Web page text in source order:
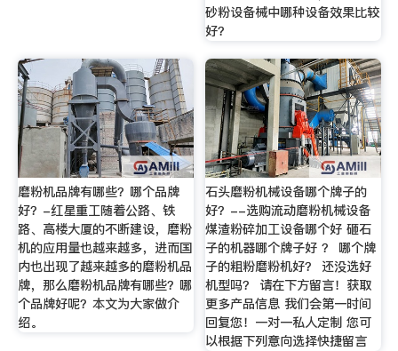
砂粉设备械中哪种设备效果比较
好？
磨粉机品牌有哪些？哪个品牌
好？-红星重工随着公路、铁
路、高楼大厦的不断建设，磨粉
机的应用量也越来越多，进而国
内也出现了越来越多的磨粉机品
牌，那么磨粉机品牌有哪些？哪
个品牌好呢？本文为大家做介
绍。
石头磨粉机械设备哪个牌子的
好？--选购流动磨粉机械设备
煤渣粉碎加工设备哪个好 砸石
子的机器哪个牌子好 ？ 哪个牌
子的粗粉磨粉机好？ 还没选好
机型吗？ 请在下方留言！获取
更多产品信息 我们会第一时间
回复您！一对一私人定制 您可
以根据下列意向选择快捷留言